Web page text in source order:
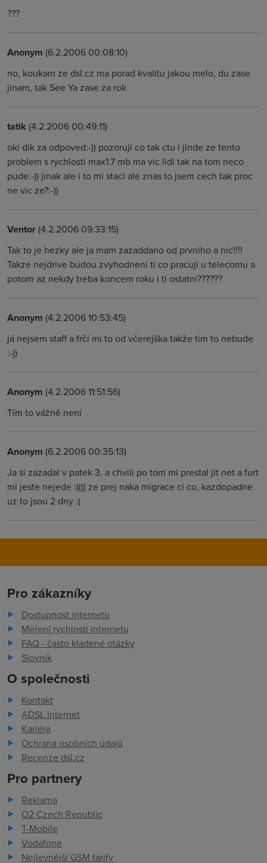
???
Anonym (6.2.2006 00:08:10)
no, koukam ze dsl.cz ma porad kvalitu jakou melo, du zase
jinam, tak See Ya zase za rok
tatik (4.2.2006 00:49:11)
oki dik za odpoved:-)) pozoruji co tak ctu i jinde ze tento
problem s rychlosti max1.7 mb ma vic lidi tak na tom neco
pude:-)) jinak ale i to mi staci ale znas to jsem cech tak proc
ne vic ze?:-))
Ventor(4.2.2006 09:33:15)
Tak to je hezky ale ja mam zazaddano od prvniho a nic!!!!
Takze nejdrive budou zvyhodneni ti co pracuji u telecomu a
potom az nekdy treba koncem roku i ti ostatni??????
Anonym (4.2.2006 10:53:45)
já nejsem staff a frčí mi to od včerejška takže tím to nebude
:-))
Anonym (4.2.2006 11:51:56)
Tím to vážně není
Anonym (6.2.2006 00:35:13)
Ja si zazadal v patek 3. a chvili po tom mi prestal jit net a furt
mi jeste nejede :(((( ze prej naka migrace ci co, kazdopadne
uz to jsou 2 dny :(
Pro zákazníky
Dostupnost internetu
Měření rychlosti internetu
FAQ - často kladené otázky
Slovník
O společnosti
Kontakt
ADSL Internet
Kariéra
Ochrana osobních údajů
Recenze dsl.cz
Pro partnery
Reklama
O2 Czech Republic
T-Mobile
Vodafone
Nejlevnější GSM tarify